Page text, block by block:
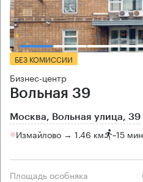
БЕЗ КОМИССИИ
Бизнес-центр
Вольная 39
Москва, Вольная улица, 39
Измайлово → 1.46 км ~15 мин
Площадь особняка